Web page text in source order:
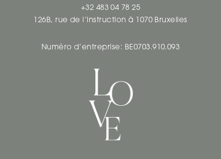
+32 483 04 78 25
126B, rue de l’instruction à 1070 Bruxelles
Numéro d’entreprise: BE0703.910.093